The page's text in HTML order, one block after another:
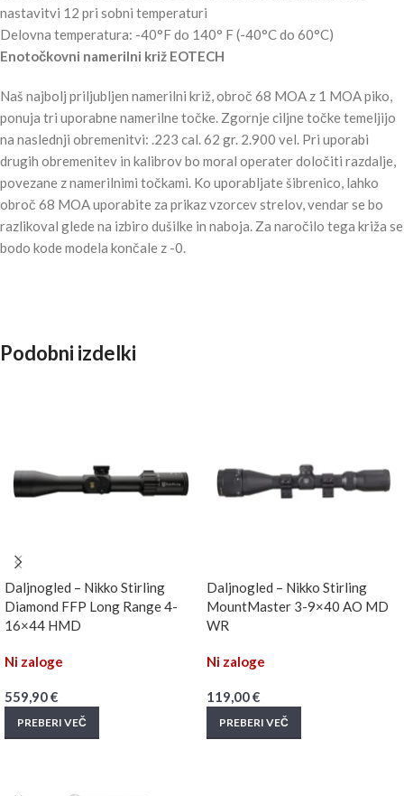
nastavitvi 12 pri sobni temperaturi
Delovna temperatura: -40°F do 140° F (-40°C do 60°C)
Enotočkovni namerilni križ EOTECH
Naš najbolj priljubljen namerilni križ, obroč 68 MOA z 1 MOA piko,
ponuja tri uporabne namerilne točke. Zgornje ciljne točke temeljijo
na naslednji obremenitvi: .223 cal. 62 gr. 2.900 vel. Pri uporabi
drugih obremenitev in kalibrov bo moral operater določiti razdalje,
povezane z namerilnimi točkami. Ko uporabljate šibrenico, lahko
obroč 68 MOA uporabite za prikaz vzorcev strelov, vendar se bo
razlikoval glede na izbiro dušilke in naboja. Za naročilo tega križa se
bodo kode modela končale z -0.
Podobni izdelki
Daljnogled – Nikko Stirling
Diamond FFP Long Range 4-
16×44 HMD
Ni zaloge
559,90€
PREBERI VEČ
Daljnogled – Nikko Stirling
MountMaster 3-9×40 AO MD
WR
Ni zaloge
119,00€
PREBERI VEČ